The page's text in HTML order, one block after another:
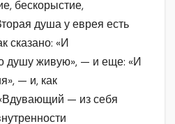
бескорыстие,
душа у еврея есть
сказано: «И
душу живую», — и еще: «И
— и, как
— из себя